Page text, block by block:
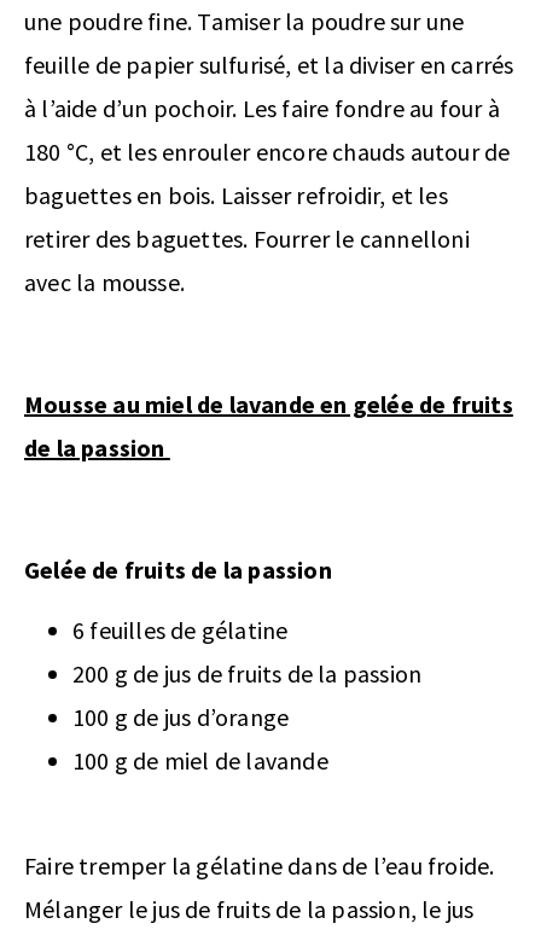
une poudre fine. Tamiser la poudre sur une
feuille de papier sulfurisé, et la diviser en carrés
à l’aide d’un pochoir. Les faire fondre au four à
180 °C, et les enrouler encore chauds autour de
baguettes en bois. Laisser refroidir, et les
retirer des baguettes. Fourrer le cannelloni
avec la mousse.
Mousse au miel de lavande en gelée de fruits
de la passion
Gelée de fruits de la passion
6 feuilles de gélatine
200 g de jus de fruits de la passion
100 g de jus d’orange
100 g de miel de lavande
Faire tremper la gélatine dans de l’eau froide.
Mélanger le jus de fruits de la passion, le jus